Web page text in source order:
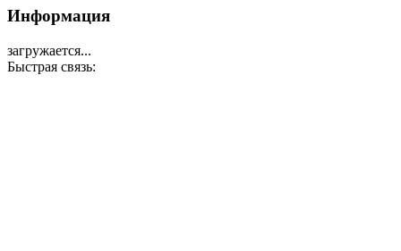
Информация
загружается...
Быстрая связь: